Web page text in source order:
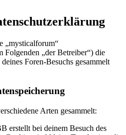
„mysticalforum“
Folgenden „der Betreiber“) die
Foren-Besuchs gesammelt
Arten gesammelt:
erstellt bei deinem Besuch des